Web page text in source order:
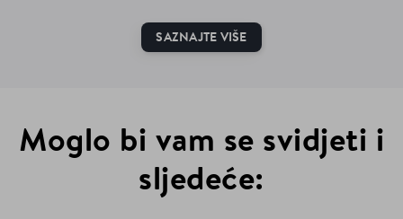
SAZNAJTE VIŠE
Moglo bi vam se svidjeti i
sljedeće: